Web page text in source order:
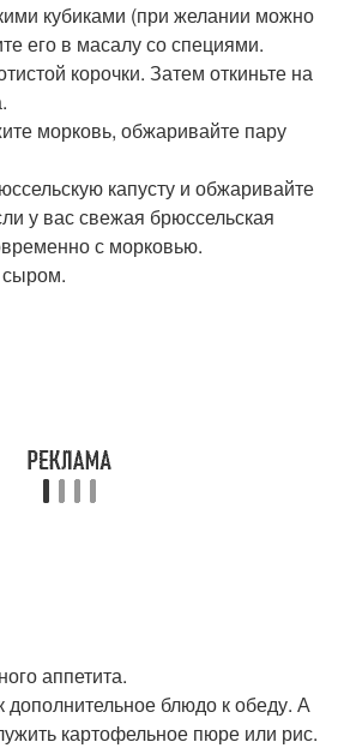
кубиками (при желании можно
его в масалу со специями.
корочки. Затем откиньте на
морковь, обжаривайте пару
капусту и обжаривайте
у вас свежая брюссельская
с морковью.
сыром.
аппетита.
блюдо к обеду. А
картофельное пюре или рис.